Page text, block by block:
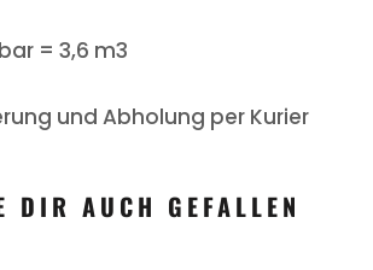
= 3,6 m3
und Abholung per Kurier
DIR AUCH GEFALLEN